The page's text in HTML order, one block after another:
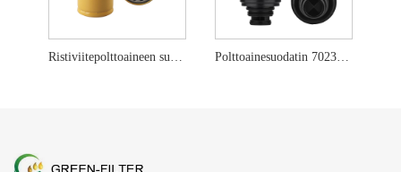
Ristiviitepolttoaineen suodatinelementti 423-8524 Polttoainesuodatin 7023589 Bobcatille